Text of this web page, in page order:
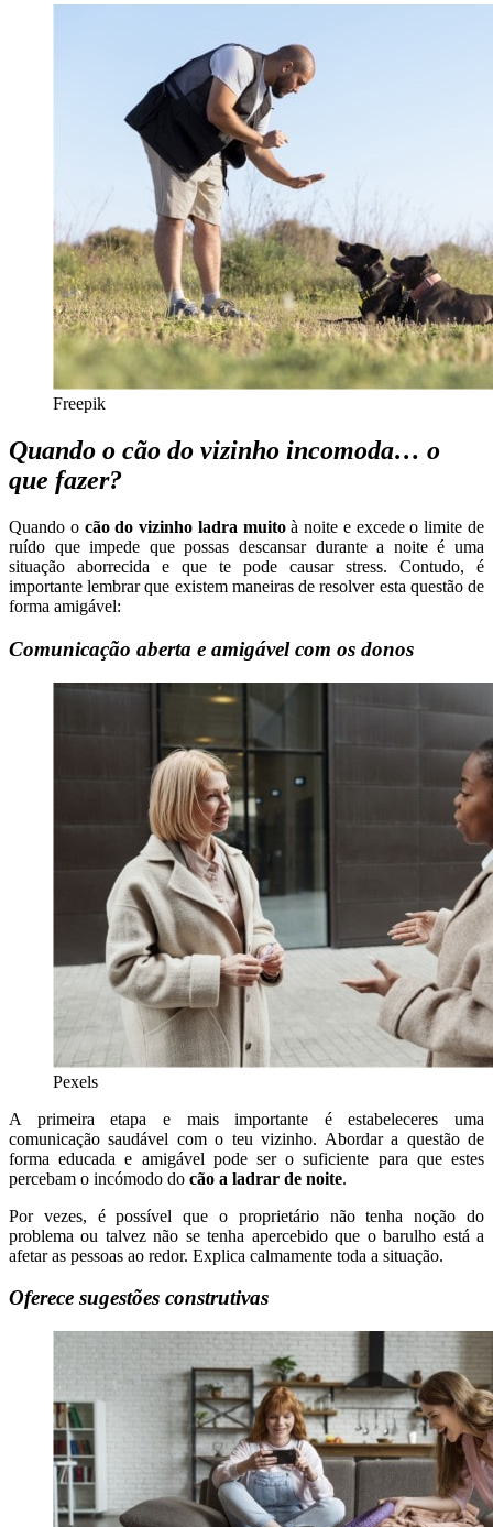
Freepik
Quando o cão do vizinho incomoda… o
que fazer?
Quando o cão do vizinho ladra muitoà noite e excede o limite de
ruído que impede que possas descansar durante a noite é uma
situação aborrecida e que te pode causar stress. Contudo, é
importante lembrar que existem maneiras de resolver esta questão de
forma amigável:
Comunicação aberta e amigável com os donos
Pexels
A primeira etapa e mais importante é estabeleceres uma
comunicação saudável com o teu vizinho. Abordar a questão de
forma educada e amigável pode ser o suficiente para que estes
percebam o incómodo do cão a ladrar de noite.
Por vezes, é possível que o proprietário não tenha noção do
problema ou talvez não se tenha apercebido que o barulho está a
afetar as pessoas ao redor. Explica calmamente toda a situação.
Oferece sugestões construtivas